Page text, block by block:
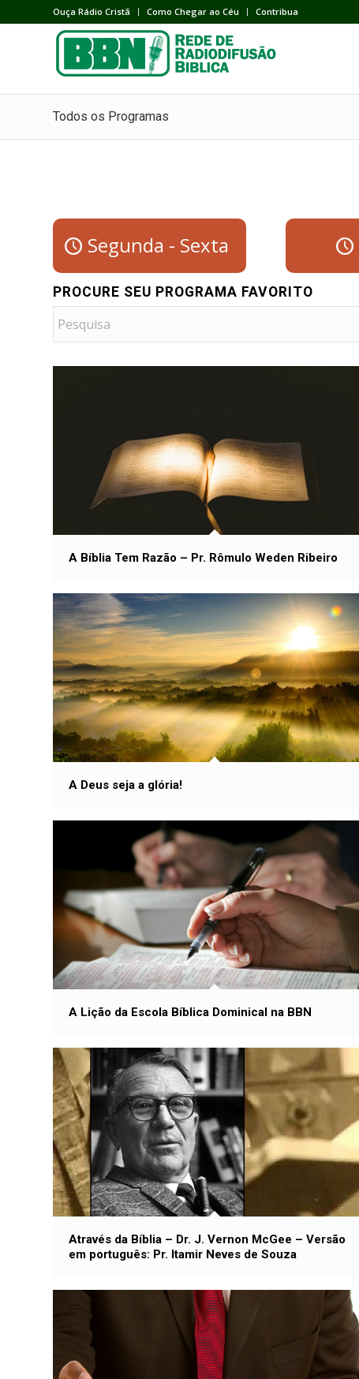
Ouça Rádio Cristã Como Chegar ao Céu Contribua
Todos os Programas
Segunda - Sexta
PROCURE SEU PROGRAMA FAVORITO
A Bíblia Tem Razão – Pr. Rômulo Weden Ribeiro
A Deus seja a glória!
A Lição da Escola Bíblica Dominical na BBN
Através da Bíblia – Dr. J. Vernon McGee – Versão
em português: Pr. Itamir Neves de Souza